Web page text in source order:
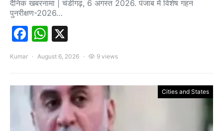
दैनिक खबरनामा | चंडीगढ़, 6 अगस्त 2026. पंजाब में विशेष गहन
पुनरीक्षण-2026…
Facebook
WhatsApp
Kumar August 6, 2026 9 views
Cities and States